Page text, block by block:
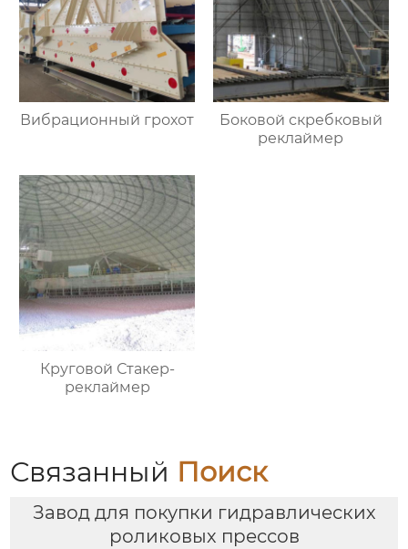
Вибрационный грохот
Боковой скребковый
реклаймер
Круговой Стакер-
реклаймер
Связанный Поиск
Завод для покупки гидравлических
роликовых прессов